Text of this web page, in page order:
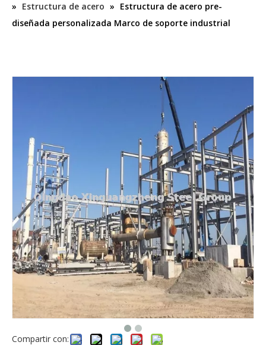
» Estructura de acero » Estructura de acero pre-
diseñada personalizada Marco de soporte industrial
Compartir con: